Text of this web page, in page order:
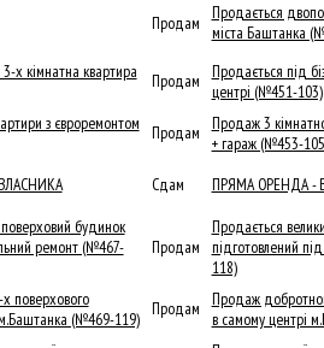
Продам
Продається
міста Баштанка
Продам
Продається під
центрі (№451-103)
Продам
Продаж 3
+ гараж (№453-
Сдам
ПРЯМА ОРЕНДА -
Продам
Продається
підготовлений
118)
Продам
Продаж
в самому центрі